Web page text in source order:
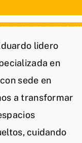
lidero
en
sede en
a transformar
cuidando